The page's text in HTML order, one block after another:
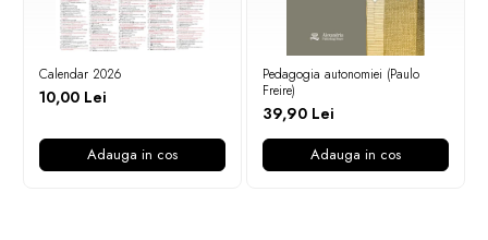
Calendar 2026
10,00 Lei
Adauga in cos
Pedagogia autonomiei (Paulo
Freire)
39,90 Lei
Adauga in cos